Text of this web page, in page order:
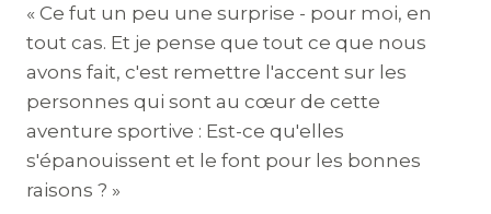
« Ce fut un peu une surprise - pour moi, en
tout cas. Et je pense que tout ce que nous
avons fait, c'est remettre l'accent sur les
personnes qui sont au cœur de cette
aventure sportive : Est-ce qu'elles
s'épanouissent et le font pour les bonnes
raisons ? »